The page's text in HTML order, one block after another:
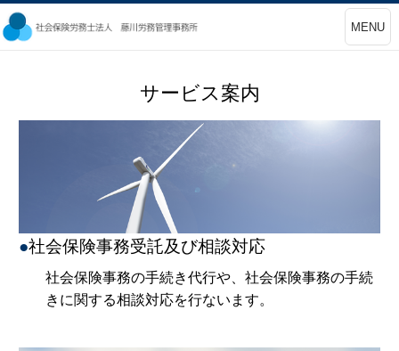
MENU
サービス案内
●社会保険事務受託及び相談対応
社会保険事務の手続き代行や、社会保険事務の手続
きに関する相談対応を行ないます。